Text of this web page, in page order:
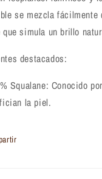
Beauty
Wand
se mezcla fácilmente
que simula un brillo
destacados:
Squalane: Conocido
la piel.